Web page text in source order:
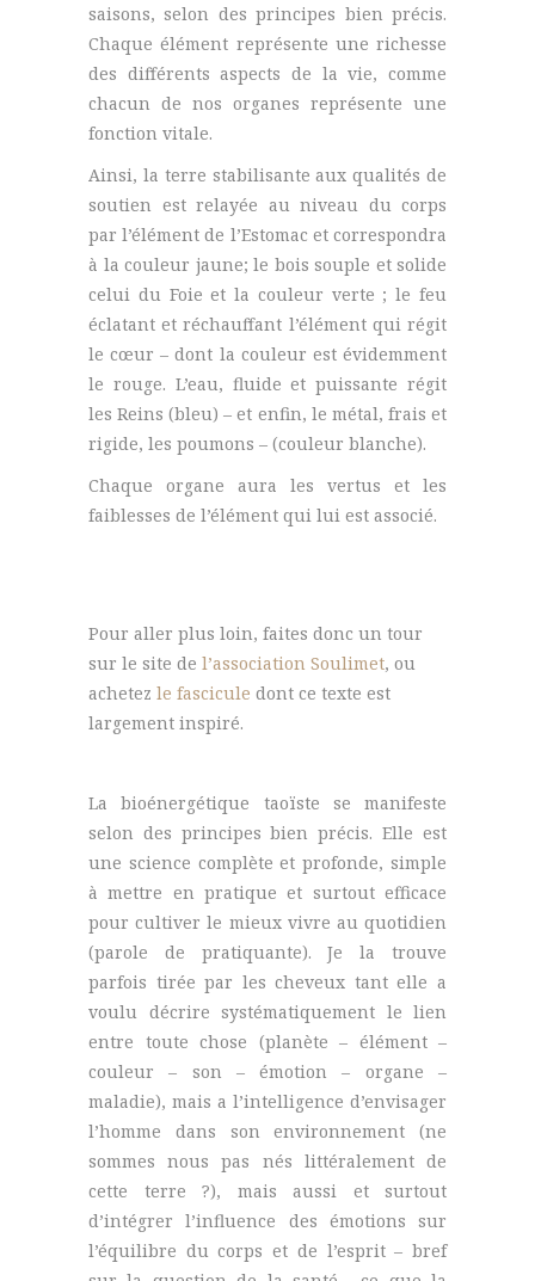
saisons, selon des principes bien précis.
Chaque élément représente une richesse
des différents aspects de la vie, comme
chacun de nos organes représente une
fonction vitale.
Ainsi, la terre stabilisante aux qualités de
soutien est relayée au niveau du corps
par l’élément de l’Estomac et correspondra
à la couleur jaune; le bois souple et solide
celui du Foie et la couleur verte ; le feu
éclatant et réchauffant l’élément qui régit
le cœur – dont la couleur est évidemment
le rouge. L’eau, fluide et puissante régit
les Reins (bleu) – et enfin, le métal, frais et
rigide, les poumons – (couleur blanche).
Chaque organe aura les vertus et les
faiblesses de l’élément qui lui est associé.
Pour aller plus loin, faites donc un tour
sur le site de l’association Soulimet, ou
achetez le fascicule dont ce texte est
largement inspiré.
La bioénergétique taoïste se manifeste
selon des principes bien précis. Elle est
une science complète et profonde, simple
à mettre en pratique et surtout efficace
pour cultiver le mieux vivre au quotidien
(parole de pratiquante). Je la trouve
parfois tirée par les cheveux tant elle a
voulu décrire systématiquement le lien
entre toute chose (planète – élément –
couleur – son – émotion – organe –
maladie), mais a l’intelligence d’envisager
l’homme dans son environnement (ne
sommes nous pas nés littéralement de
cette terre ?), mais aussi et surtout
d’intégrer l’influence des émotions sur
l’équilibre du corps et de l’esprit – bref